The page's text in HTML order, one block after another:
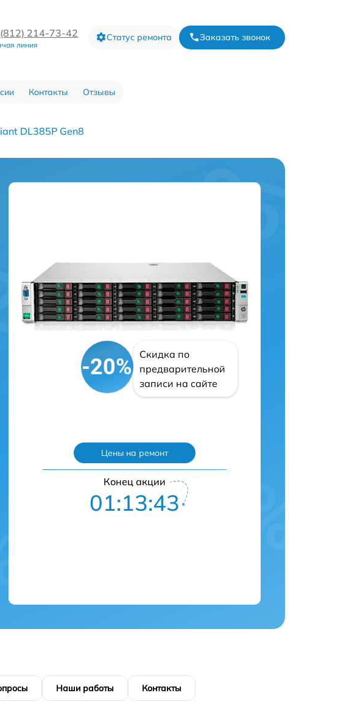
214-73-42
линия
Статус ремонта Заказать звонок
Контакты Отзывы
DL385P Gen8
-20%
Скидка по
предварительной
записи на сайте
Цены на ремонт
Конец акции
01:13:42
Наши работы Контакты